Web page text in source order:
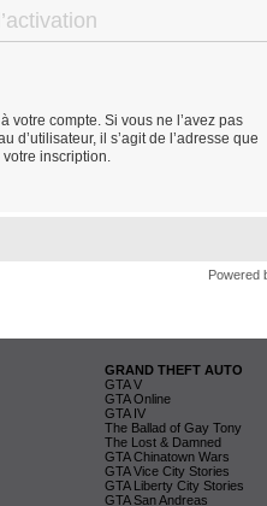
votre compte. Si vous ne l’avez pas
d’utilisateur, il s’agit de l’adresse que
inscription.
Powered
GRAND THEFT AUTO
GTA V
GTA Online
GTA IV
The Ballad of Gay Tony
The Lost & Damned
GTA Chinatown Wars
GTA Vice City Stories
GTA Liberty City Stories
GTA San Andreas